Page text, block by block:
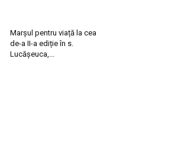
Marșul pentru viață la cea
de-a II-a ediție în s.
Lucășeuca,...